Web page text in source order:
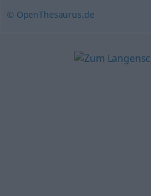
© OpenThesaurus.de